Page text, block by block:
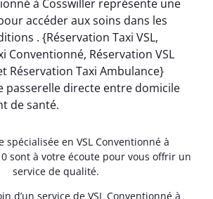
à Cosswiller représente une
accéder aux soins dans les
. {Réservation Taxi VSL,
Conventionné, Réservation VSL
Réservation Taxi Ambulance}
passerelle directe entre domicile
de santé.
spécialisée en VSL Conventionné à
sont à votre écoute pour vous offrir un
service de qualité.
d’un service de VSL Conventionné à